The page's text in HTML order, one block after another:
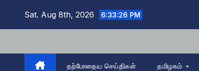
Sat. Aug 8th, 2026 6:33:27 PM
தற்போதைய செய்திகள் தமிழகம்